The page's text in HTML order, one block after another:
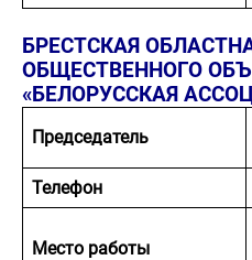
БРЕСТСКАЯ
ОБЩЕСТВЕННОГО
«БЕЛОРУССКАЯ
Председатель
Телефон
Место работы